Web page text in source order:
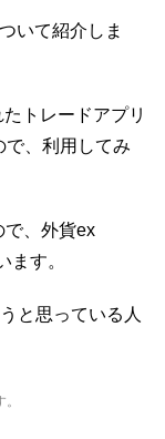
いて紹介しま
トレードアプリ
で、利用してみ
で、外貨ex
ます。
と思っている人